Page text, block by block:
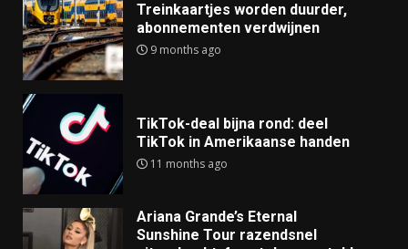
Treinkaartjes worden duurder,
abonnementen verdwijnen
9 months ago
TikTok-deal bijna rond: deel
TikTok in Amerikaanse handen
11 months ago
Ariana Grande’s Eternal
Sunshine Tour razendsnel